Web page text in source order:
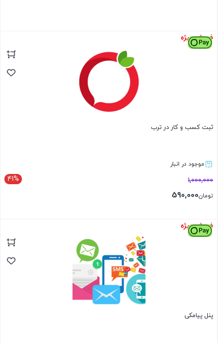
بستن
فروش ویژه
ثبت کسب و کار در ترب
موجود در انبار
41% 1,000,000
تومان590,000
بستن
فروش ویژه
پنل پیامکی